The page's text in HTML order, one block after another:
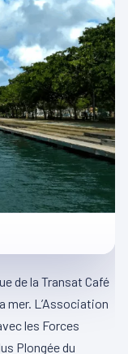
de la Transat Café
mer. L’Association
les Forces
Plongée du